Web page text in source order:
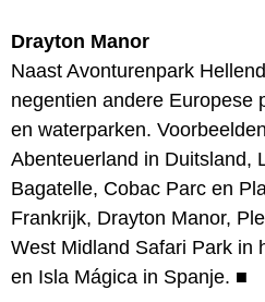
Drayton Manor
Naast Avonturenpark
negentien andere Europese
en waterparken.
Abenteuerland in Duitsland,
Bagatelle, Cobac Parc en
Frankrijk, Drayton Manor,
West Midland Safari Park in
en Isla Mágica in Spanje. ■